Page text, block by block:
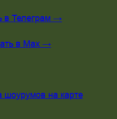
в Телеграм →
в Max →
шоурумов на карте